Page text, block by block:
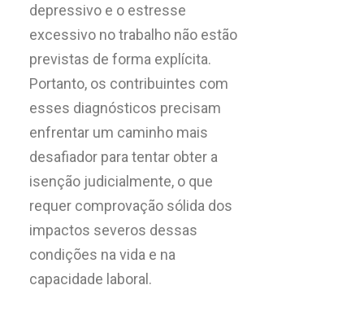
depressivo e o estresse
excessivo no trabalho não estão
previstas de forma explícita.
Portanto, os contribuintes com
esses diagnósticos precisam
enfrentar um caminho mais
desafiador para tentar obter a
isenção judicialmente, o que
requer comprovação sólida dos
impactos severos dessas
condições na vida e na
capacidade laboral.